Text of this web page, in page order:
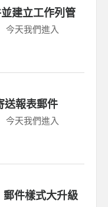
方式，無痛將繁
標，有興趣的朋
建立工作列管
今天我們進入
送報表郵件
今天我們進入
件樣式大升級